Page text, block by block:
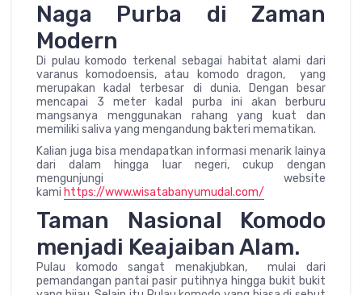
Naga Purba di Zaman
Modern
Di pulau komodo terkenal sebagai habitat alami dari
varanus komodoensis, atau komodo dragon, yang
merupakan kadal terbesar di dunia. Dengan besar
mencapai 3 meter kadal purba ini akan berburu
mangsanya menggunakan rahang yang kuat dan
memiliki saliva yang mengandung bakteri mematikan.
Kalian juga bisa mendapatkan informasi menarik lainya
dari dalam hingga luar negeri, cukup dengan
mengunjungi website
kami https://www.wisatabanyumudal.com/
Taman Nasional Komodo
menjadi Keajaiban Alam.
Pulau komodo sangat menakjubkan, mulai dari
pemandangan pantai pasir putihnya hingga bukit bukit